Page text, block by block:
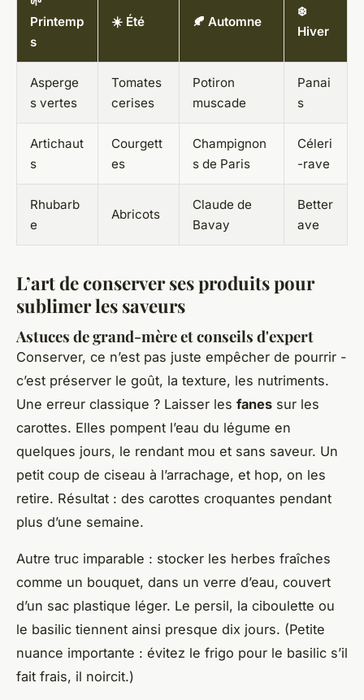
Printemp
s
☀️ Été 🍂 Automne
❄️
Hiver
Asperge
s vertes
Tomates
cerises
Potiron
muscade
Panai
s
Artichaut
s
Courgett
es
Champignon
s de Paris
Céleri
-rave
Rhubarb
e
Abricots
Claude de
Bavay
Better
ave
L’art de conserver ses produits pour
sublimer les saveurs
Astuces de grand-mère et conseils d'expert
Conserver, ce n’est pas juste empêcher de pourrir -
c’est préserver le goût, la texture, les nutriments.
Une erreur classique ? Laisser les fanes sur les
carottes. Elles pompent l’eau du légume en
quelques jours, le rendant mou et sans saveur. Un
petit coup de ciseau à l’arrachage, et hop, on les
retire. Résultat : des carottes croquantes pendant
plus d’une semaine.
Autre truc imparable : stocker les herbes fraîches
comme un bouquet, dans un verre d’eau, couvert
d’un sac plastique léger. Le persil, la ciboulette ou
le basilic tiennent ainsi presque dix jours. (Petite
nuance importante : évitez le frigo pour le basilic s’il
fait frais, il noircit.)